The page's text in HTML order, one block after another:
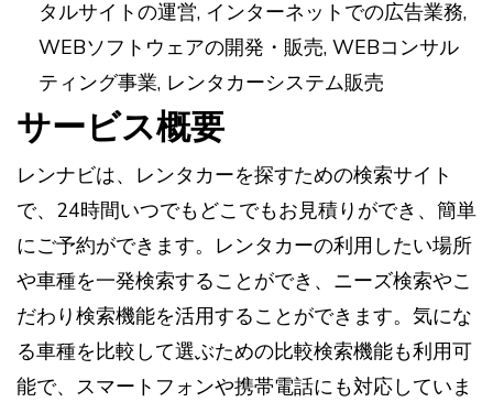
タルサイトの運営, インターネットでの広告業務,
WEBソフトウェアの開発・販売, WEBコンサル
ティング事業, レンタカーシステム販売
サービス概要
レンナビは、レンタカーを探すための検索サイト
で、24時間いつでもどこでもお見積りができ、簡単
にご予約ができます。レンタカーの利用したい場所
や車種を一発検索することができ、ニーズ検索やこ
だわり検索機能を活用することができます。気にな
る車種を比較して選ぶための比較検索機能も利用可
能で、スマートフォンや携帯電話にも対応していま